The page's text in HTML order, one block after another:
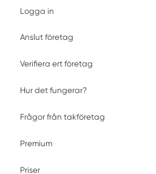
Logga in
Anslut företag
Verifiera ert företag
Hur det fungerar?
Frågor från takföretag
Premium
Priser